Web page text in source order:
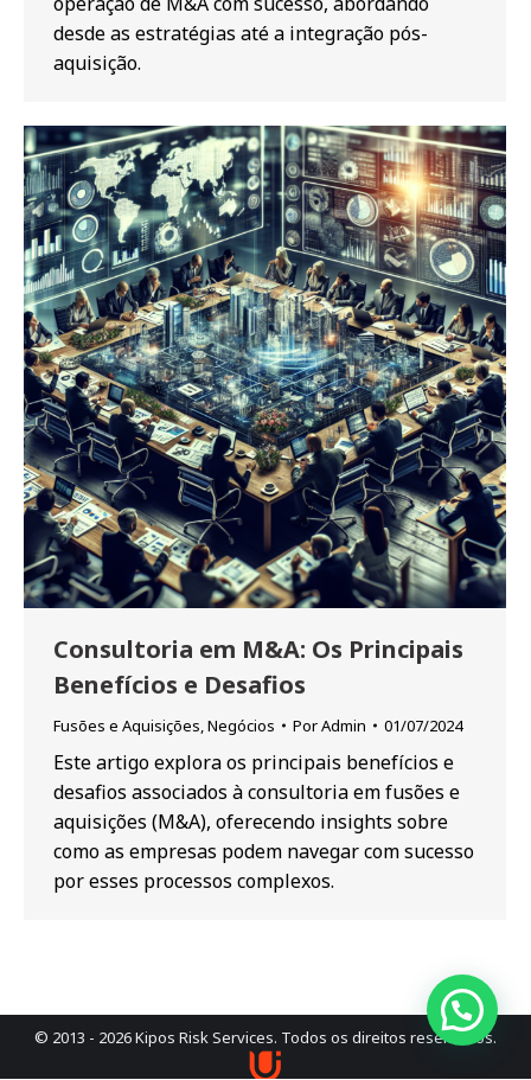
desde as estratégias até a integração pós-
aquisição.
Consultoria em M&A: Os Principais
Benefícios e Desafios
Fusões e Aquisições,Negócios PorAdmin 01/07/2024
Este artigo explora os principais benefícios e
desafios associados à consultoria em fusões e
aquisições (M&A), oferecendo insights sobre
como as empresas podem navegar com sucesso
por esses processos complexos.
© 2013 - 2026 Kipos Risk Services. Todos os direitos reservados.